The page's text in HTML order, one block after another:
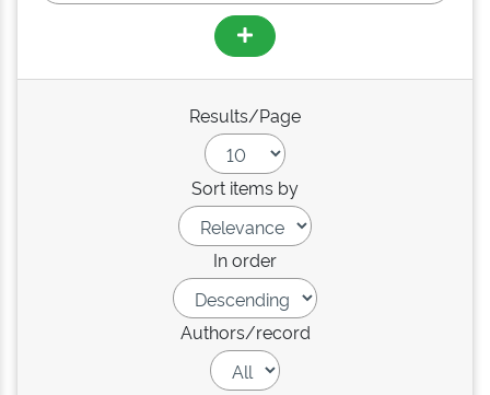
Results/Page
Sort items by
In order
Authors/record